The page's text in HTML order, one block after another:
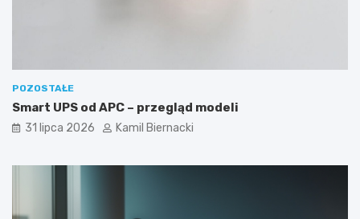
POZOSTAŁE
Smart UPS od APC – przegląd modeli
31 lipca 2026 Kamil Biernacki